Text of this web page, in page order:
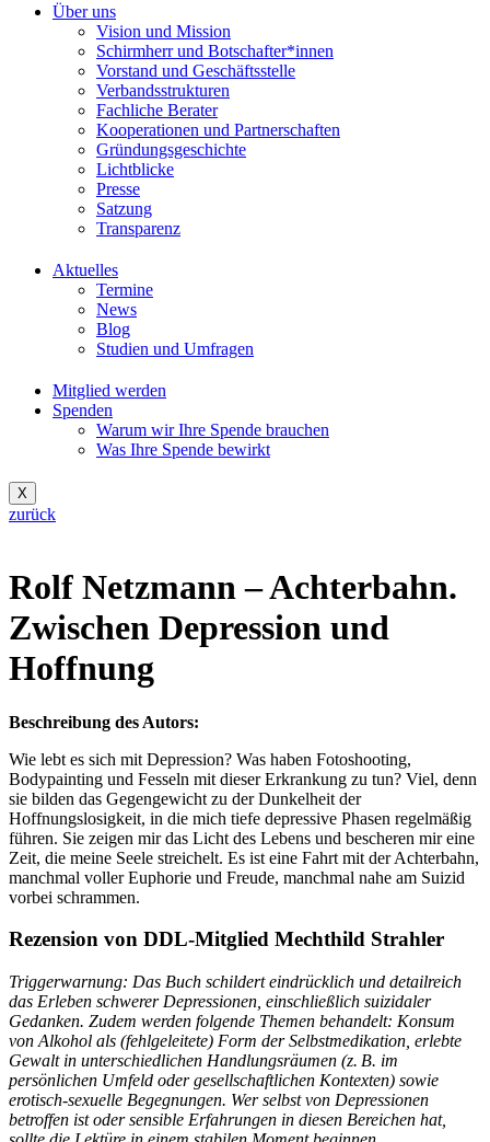
Über uns
Vision und Mission
Schirmherr und Botschafter*innen
Vorstand und Geschäftsstelle
Verbandsstrukturen
Fachliche Berater
Kooperationen und Partnerschaften
Gründungsgeschichte
Lichtblicke
Presse
Satzung
Transparenz
Aktuelles
Termine
News
Blog
Studien und Umfragen
Mitglied werden
Spenden
Warum wir Ihre Spende brauchen
Was Ihre Spende bewirkt
X
zurück
Rolf Netzmann – Achterbahn.
Zwischen Depression und
Hoffnung
Beschreibung des Autors:
Wie lebt es sich mit Depression? Was haben Fotoshooting,
Bodypainting und Fesseln mit dieser Erkrankung zu tun? Viel, denn
sie bilden das Gegengewicht zu der Dunkelheit der
Hoffnungslosigkeit, in die mich tiefe depressive Phasen regelmäßig
führen. Sie zeigen mir das Licht des Lebens und bescheren mir eine
Zeit, die meine Seele streichelt. Es ist eine Fahrt mit der Achterbahn,
manchmal voller Euphorie und Freude, manchmal nahe am Suizid
vorbei schrammen.
Rezension von DDL-Mitglied Mechthild Strahler
Triggerwarnung: Das Buch schildert eindrücklich und detailreich
das Erleben schwerer Depressionen, einschließlich suizidaler
Gedanken. Zudem werden folgende Themen behandelt: Konsum
von Alkohol als (fehlgeleitete) Form der Selbstmedikation, erlebte
Gewalt in unterschiedlichen Handlungsräumen (z. B. im
persönlichen Umfeld oder gesellschaftlichen Kontexten) sowie
erotisch-sexuelle Begegnungen. Wer selbst von Depressionen
betroffen ist oder sensible Erfahrungen in diesen Bereichen hat,